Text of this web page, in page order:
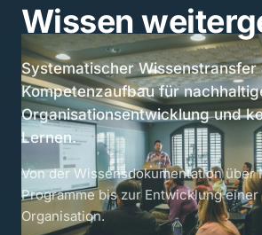
Wissen
Systematischer Wissenstransfer
Kompetenzaufbau für
Organisationsentwicklung und
Lernen.
Von der Wissensdokumentation über
Programme bis zur Entwicklung
Organisation.